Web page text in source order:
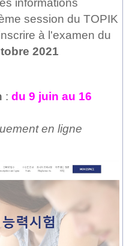
informations
session du TOPIK
à l'examen du
2021
: du 9 juin au 16
en ligne